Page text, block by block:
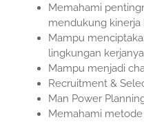
Memahami
mendukung kinerja
Mampu
lingkungan kerjanya
Mampu menjadi
Recruitment &
Man Power
Memahami